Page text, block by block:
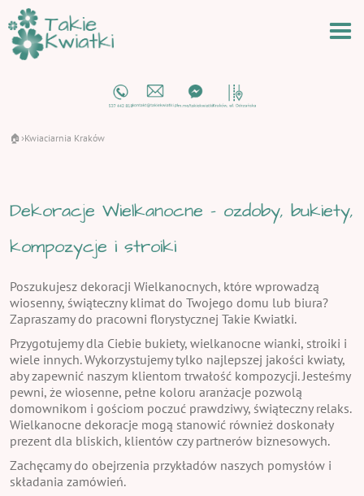
🏠 ›Kwiaciarnia Kraków
Dekoracje Wielkanocne - ozdoby, bukiety,
kompozycje i stroiki
Poszukujesz dekoracji Wielkanocnych, które wprowadzą
wiosenny, świąteczny klimat do Twojego domu lub biura?
Zapraszamy do pracowni florystycznej Takie Kwiatki.
Przygotujemy dla Ciebie bukiety, wielkanocne wianki, stroiki i
wiele innych. Wykorzystujemy tylko najlepszej jakości kwiaty,
aby zapewnić naszym klientom trwałość kompozycji. Jesteśmy
pewni, że wiosenne, pełne koloru aranżacje pozwolą
domownikom i gościom poczuć prawdziwy, świąteczny relaks.
Wielkanocne dekoracje mogą stanowić również doskonały
prezent dla bliskich, klientów czy partnerów biznesowych.
Zachęcamy do obejrzenia przykładów naszych pomysłów i
składania zamówień.